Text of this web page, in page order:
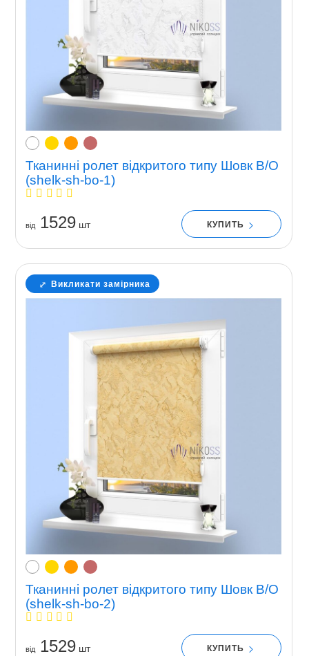
Тканинні ролет відкритого типу Шовк В/О
(shelk-sh-bo-1)
вiд1529шт КУПИТЬ
Викликати замірника
Тканинні ролет відкритого типу Шовк В/О
(shelk-sh-bo-2)
вiд1529шт КУПИТЬ